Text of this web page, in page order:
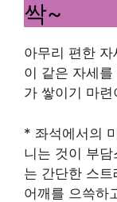
싹~
아무리 편한
이 같은 자세
가 쌓이기 마련
* 좌석에서의
니는 것이 부
는 간단한 스
어깨를 으쓱하